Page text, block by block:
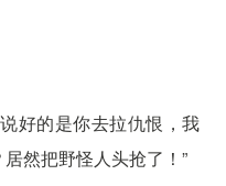
好的是你去拉仇恨，我
然把野怪人头抢了！”